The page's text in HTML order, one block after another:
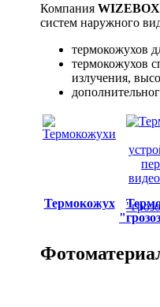
Компания WIZEBOX
систем наружного
термокожухов
термокожухов
излучения,
Термокожух